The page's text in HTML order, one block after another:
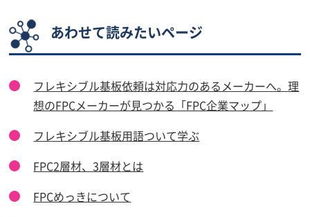
あわせて読みたいページ
フレキシブル基板依頼は対応力のあるメーカーへ。理
想のFPCメーカーが見つかる「FPC企業マップ」
フレキシブル基板用語ついて学ぶ
FPC2層材、3層材とは
FPCめっきについて